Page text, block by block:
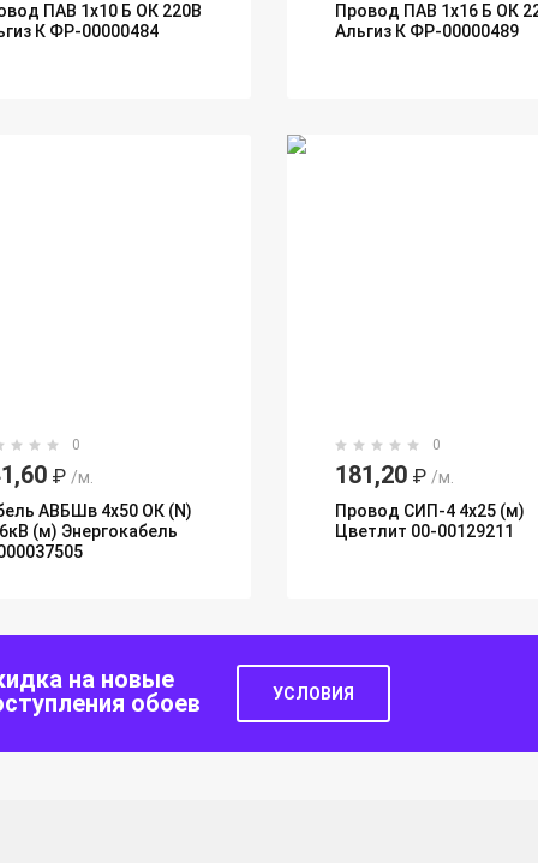
ПАВ 1х10 Б ОК 220В
К ФР-00000484
Провод ПАВ 1х16 Б ОК
Альгиз К ФР-00000489
0
₽ /м.
АВБШв 4х50 ОК (N)
(м) Энергокабель
0
181,20 ₽ /м.
Провод СИП-4 4х25 (м)
Цветлит 00-00129211
на новые
обоев
УСЛОВИЯ